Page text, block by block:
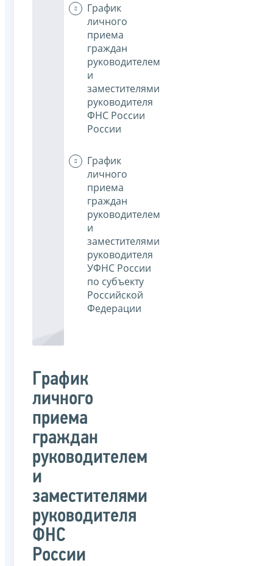
График
личного
приема
граждан
руководителем
и
заместителями
руководителя
ФНС России
России
График
личного
приема
граждан
руководителем
и
заместителями
руководителя
УФНС России
по субъекту
Российской
Федерации
График
личного
приема
граждан
руководителем
и
заместителями
руководителя
ФНС
России